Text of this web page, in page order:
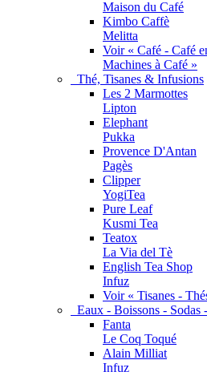
Maison du Café
Kimbo Caffè
Melitta
Voir « Café - Café
Machines à Café »
Thé, Tisanes & Infusions
Les 2 Marmottes
Lipton
Elephant
Pukka
Provence D'Antan
Pagès
Clipper
YogiTea
Pure Leaf
Kusmi Tea
Teatox
La Via del Tè
English Tea Shop
Infuz
Voir « Tisanes -
Eaux - Boissons - Sodas
Fanta
Le Coq Toqué
Alain Milliat
Infuz